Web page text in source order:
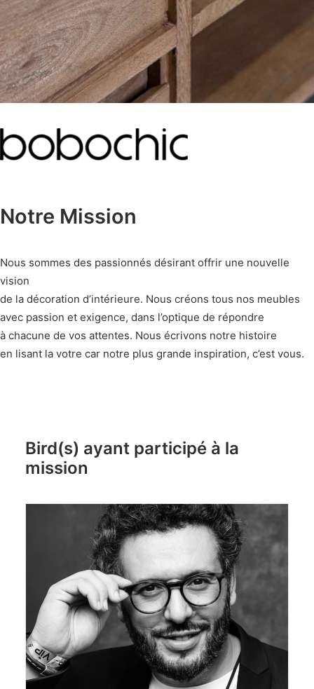
Notre Mission
Nous sommes des passionnés désirant offrir une nouvelle
vision
de la décoration d’intérieure. Nous créons tous nos meubles
avec passion et exigence, dans l’optique de répondre
à chacune de vos attentes. Nous écrivons notre histoire
en lisant la votre car notre plus grande inspiration, c’est vous.
Bird(s) ayant participé à la
mission